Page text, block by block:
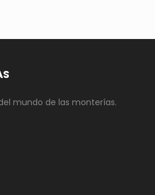
mundo de las monterías.